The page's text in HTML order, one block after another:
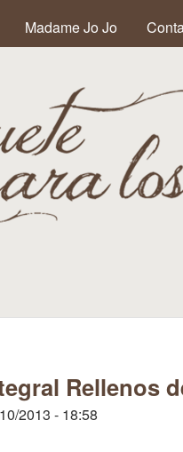
Madame Jo Jo
Rellenos
2013 - 18:58